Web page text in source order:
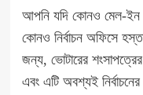
আপনি যদি কোনও মেল-ইন
কোনও নির্বাচন অফিসে
জন্য, ভোটারের
এবং এটি অবশ্যই